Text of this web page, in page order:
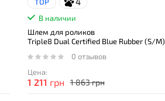
В наличии
Шлем для роликов
Triple8 Dual Certified Blue Rubber (S/M)
0 отзывов
Цена:
1 211 грн 1 863 грн